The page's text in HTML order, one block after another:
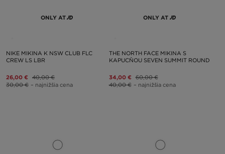
ONLY AT
NIKE MIKINA K NSW CLUB FLC
CREW LS LBR
26,00 € 40,00 €
30,00 € – najnižšia cena
ONLY AT
THE NORTH FACE MIKINA S
KAPUCŇOU SEVEN SUMMIT ROUND
34,00 € 60,00 €
40,00 € – najnižšia cena